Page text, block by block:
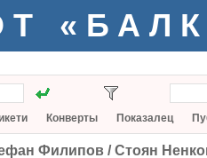
Конверты Показалец
Филипов / Стоян